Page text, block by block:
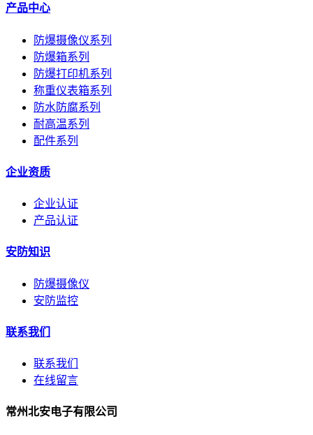
产品中心
防爆摄像仪系列
防爆箱系列
防爆打印机系列
称重仪表箱系列
防水防腐系列
耐高温系列
配件系列
企业资质
企业认证
产品认证
安防知识
防爆摄像仪
安防监控
联系我们
联系我们
在线留言
常州北安电子有限公司